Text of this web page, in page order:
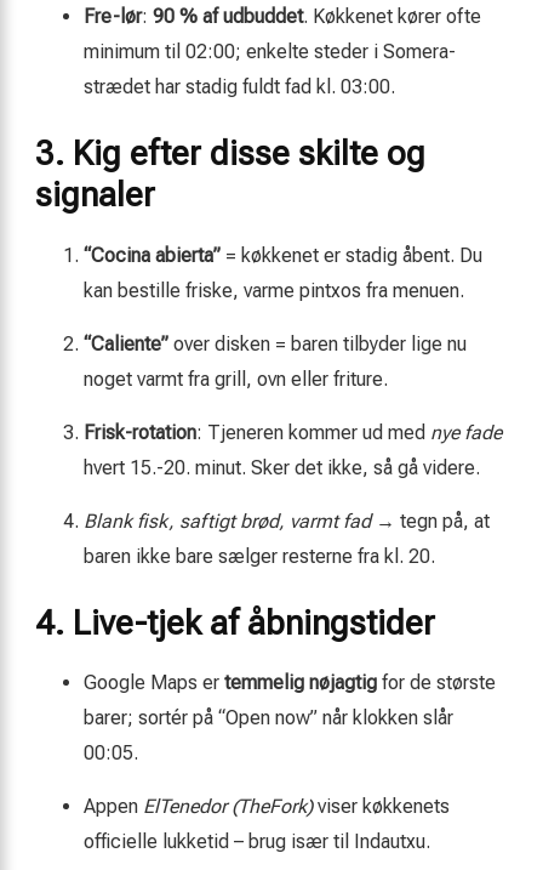
Fre-lør: 90 % af udbuddet. Køkkenet kører ofte
minimum til 02:00; enkelte steder i Somera-
strædet har stadig fuldt fad kl. 03:00.
3. Kig efter disse skilte og
signaler
“Cocina abierta” = køkkenet er stadig åbent. Du
kan bestille friske, varme pintxos fra menuen.
“Caliente” over disken = baren tilbyder lige nu
noget varmt fra grill, ovn eller friture.
Frisk-rotation: Tjeneren kommer ud med nye fade
hvert 15.-20. minut. Sker det ikke, så gå videre.
Blank fisk, saftigt brød, varmt fad→ tegn på, at
baren ikke bare sælger resterne fra kl. 20.
4. Live-tjek af åbningstider
Google Maps er temmelig nøjagtig for de største
barer; sortér på “Open now” når klokken slår
00:05.
Appen ElTenedor (TheFork)viser køkkenets
officielle lukketid – brug især til Indautxu.